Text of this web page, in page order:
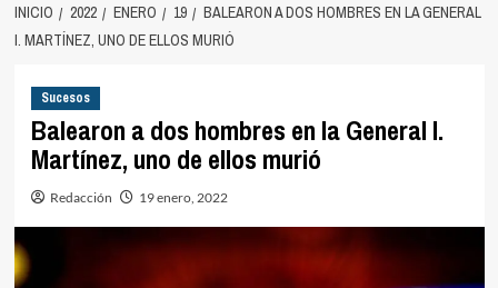
INICIO 2022 ENERO 19
BALEARON A DOS HOMBRES EN LA GENERAL
I. MARTÍNEZ, UNO DE ELLOS MURIÓ
Sucesos
Balearon a dos hombres en la General I.
Martínez, uno de ellos murió
Redacción 19 enero, 2022